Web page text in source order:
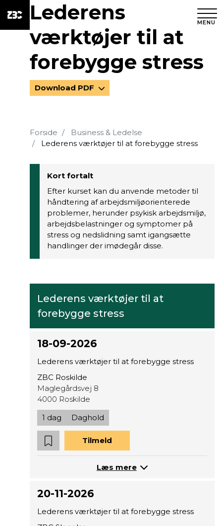
MENU
Lederens
værktøjer til at
forebygge stress
Download PDF
Forside
Business & Ledelse
Lederens værktøjer til at forebygge stress
Kort fortalt
Efter kurset kan du anvende metoder til
håndtering af arbejdsmiljøorienterede
problemer, herunder psykisk arbejdsmiljø,
arbejdsbelastninger og symptomer på
stress og nedslidning samt igangsætte
handlinger der imødegår disse.
Lederens værktøjer til at
forebygge stress
18-09-2026
Lederens værktøjer til at forebygge stress
ZBC Roskilde
Maglegårdsvej 8
4000 Roskilde
1 dag
Daghold
Tilmeld
Læs mere
20-11-2026
Lederens værktøjer til at forebygge stress